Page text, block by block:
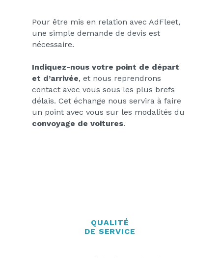
Pour être mis en relation avec AdFleet,
une simple demande de devis est
nécessaire.
Indiquez-nous votre point de départ
et d’arrivée, et nous reprendrons
contact avec vous sous les plus brefs
délais. Cet échange nous servira à faire
un point avec vous sur les modalités du
convoyage de voitures.
QUALITÉ
DE SERVICE